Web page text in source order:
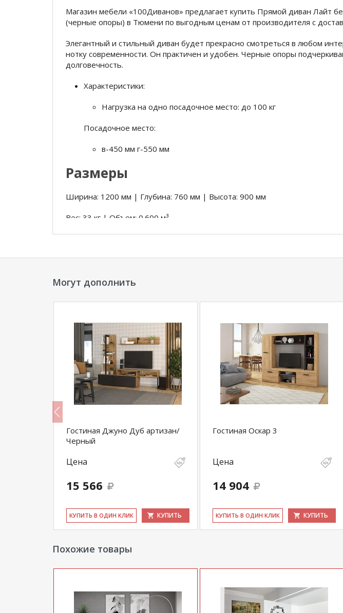
Магазин мебели «100Диванов» предлагает купить Прямой диван Лайт
(черные опоры) в Тюмени по выгодным ценам от производителя с
Элегантный и стильный диван будет прекрасно смотреться в любом
нотку современности. Он практичен и удобен. Черные опоры
долговечность.
Характеристики:
Нагрузка на одно посадочное место: до 100 кг
Посадочное место:
в-450 мм г-550 мм
Размеры
Ширина: 1200 мм | Глубина: 760 мм | Высота: 900 мм
Вес: 33 кг | Объем: 0.600 м³
Вес: 42 кг | Объем: 0.880 м³
(черные опоры)уточняйте у нашего менеджера по телефону+79292022735.
**Цены на официальном сайте 100диванов.com действительны только
магазина
и могут отличаться от цен в розничных магазинах-салонах сети!
Могут дополнить
Гостиная Джуно Дуб артизан/
Черный
Цена
15 566
КУ­ПИТЬ В ОДИН КЛИК КУПИТЬ
Гостиная Оскар 3
Цена
14 904
КУ­ПИТЬ В ОДИН КЛИК КУПИТЬ
Похожие товары